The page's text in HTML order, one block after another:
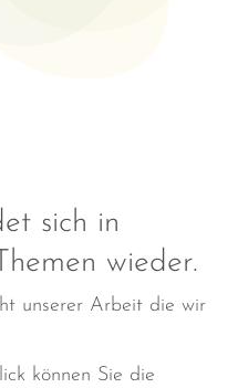
sich in
wieder.
unserer Arbeit die wir
können Sie die